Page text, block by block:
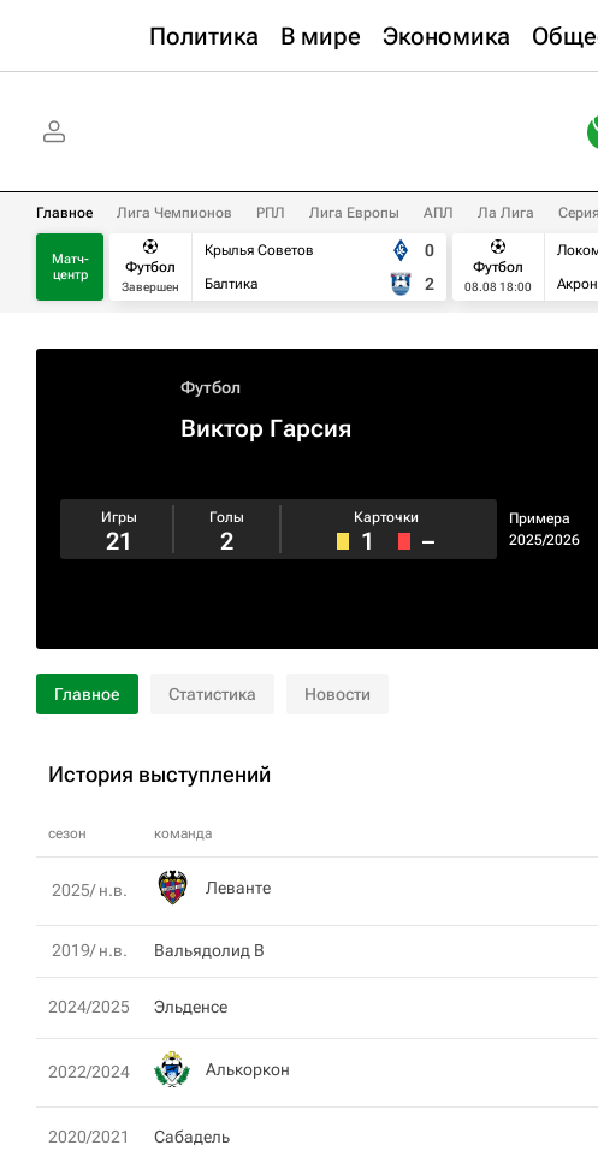
Политика В мире Экономика
Главное Лига Чемпионов РПЛ Лига Европы АПЛ Ла Лига
Матч-
центр
Футбол
Завершен
Крылья Советов
Балтика
0
2
Футбол
08.08 18:00
Акрон
Футбол
Виктор Гарсия
Примера
2025/2026
Игры
21
Голы
2
Карточки
1 –
Главное Статистика Новости
История выступлений
сезон команда
2025/ н.в. Леванте
2019/ н.в. Вальядолид В
2024/2025 Эльденсе
2022/2024 Алькоркон
2020/2021 Сабадель